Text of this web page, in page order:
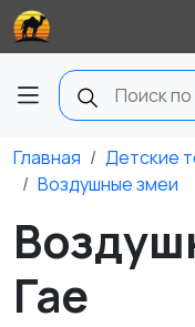
Главная Детские
Воздушные змеи
Гае